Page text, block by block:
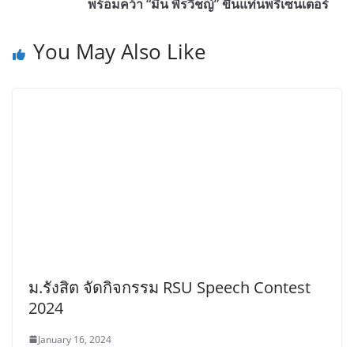
พร้อมคว้า “มีน พีรวิชญ์” ขึ้นแท่นพรีเซนเตอร์
You May Also Like
ม.รังสิต จัดกิจกรรม RSU Speech Contest
2024
January 16, 2024